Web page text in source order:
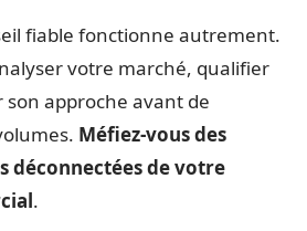
fiable fonctionne autrement.
votre marché, qualifier
approche avant de
Méfiez-vous des
déconnectées de votre
.